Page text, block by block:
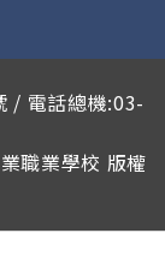
/ 電話總機:03-
職業學校 版權